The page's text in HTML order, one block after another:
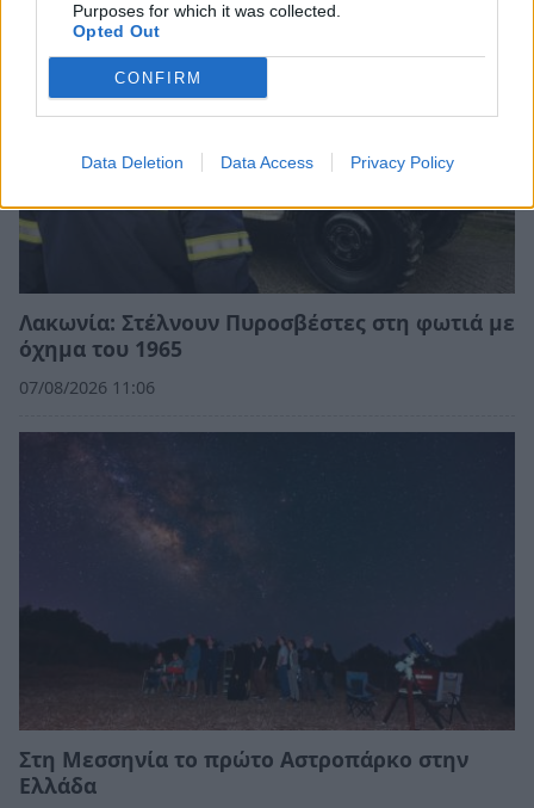
Purposes for which it was collected.
Opted Out
CONFIRM
Data Deletion Data Access Privacy Policy
Λακωνία: Στέλνουν Πυροσβέστες στη φωτιά με
όχημα του 1965
07/08/2026 11:06
Στη Μεσσηνία το πρώτο Αστροπάρκο στην
Ελλάδα